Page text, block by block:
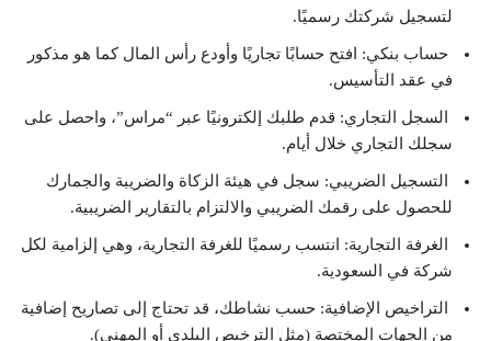
لتسجيل شركتك رسميًا.
حساب بنكي: افتح حسابًا تجاريًا وأودع رأس المال كما هو مذكور
في عقد التأسيس.
السجل التجاري: قدم طلبك إلكترونيًا عبر “مراس”، واحصل على
سجلك التجاري خلال أيام.
التسجيل الضريبي: سجل في هيئة الزكاة والضريبة والجمارك
للحصول على رقمك الضريبي والالتزام بالتقارير الضريبية.
الغرفة التجارية: انتسب رسميًا للغرفة التجارية، وهي إلزامية لكل
شركة في السعودية.
التراخيص الإضافية: حسب نشاطك، قد تحتاج إلى تصاريح إضافية
من الجهات المختصة (مثل الترخيص البلدي أو المهني).